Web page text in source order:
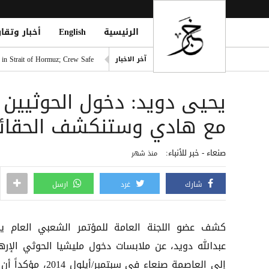
الرئيسية English أخبار
آخر الاخبار
Strait of Hormuz; Crew Safe
خطة حوثية تحت يافطة الدمج
الأطراف الإقليمية الأربعة
طرابزون سبور التركي يعلن
يحيى دويد: دخول
مع هادي وستنكشف
صنعاء - خبر للأنباء: منذ شهر
شارك غرد ارسل
كشف عضو اللجنة العامة للمؤتمر الشعبي العام
عبدالله دويد، عن ملابسات دخول مليشيا الحوثي
إلى العاصمة صنعاء في سبتمبر/أيلول